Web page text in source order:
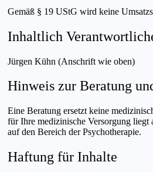
Gemäß § 19 UStG wird keine
Inhaltlich
Jürgen Kühn (Anschrift wie oben)
Hinweis zur Beratung
Eine Beratung ersetzt keine
für Ihre medizinische Versorgung
auf den Bereich der Psychotherapie.
Haftung für Inhalte